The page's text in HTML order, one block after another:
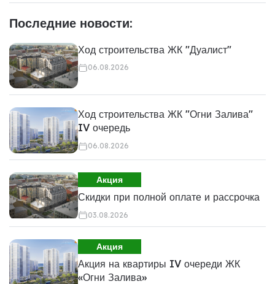
Последние новости:
Ход строительства ЖК "Дуалист"
06.08.2026
Ход строительства ЖК "Огни Залива"
IV очередь
06.08.2026
Акция
Скидки при полной оплате и рассрочка
03.08.2026
Акция
Акция на квартиры IV очереди ЖК
«Огни Залива»